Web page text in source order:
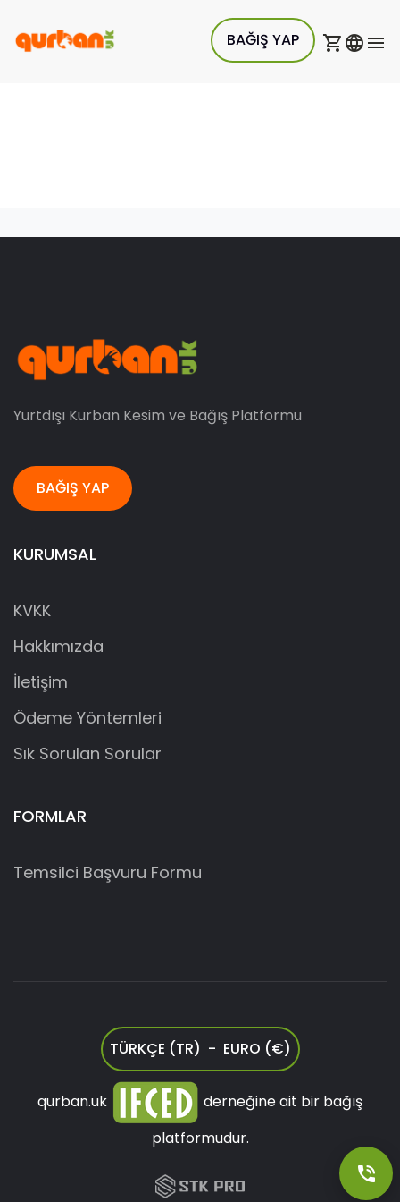
BAĞIŞ YAP
Yurtdışı Kurban Kesim ve Bağış Platformu
BAĞIŞ YAP
KURUMSAL
KVKK
Hakkımızda
İletişim
Ödeme Yöntemleri
Sık Sorulan Sorular
FORMLAR
Temsilci Başvuru Formu
TÜRKÇE (TR) - EURO (€)
qurban.uk
derneğine ait bir bağış
platformudur.